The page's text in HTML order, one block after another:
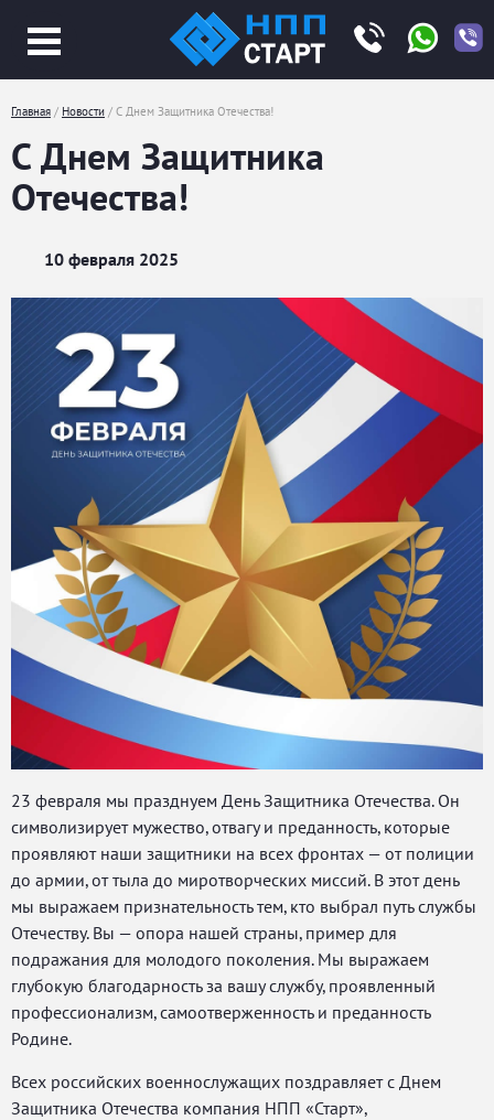
Вы
здесь
Главная / Новости / С Днем Защитника Отечества!
С Днем Защитника
Отечества!
23 февраля мы празднуем День Защитника Отечества. Он
символизирует мужество, отвагу и преданность, которые
проявляют наши защитники на всех фронтах — от полиции
до армии, от тыла до миротворческих миссий. В этот день
мы выражаем признательность тем, кто выбрал путь службы
Отечеству. Вы — опора нашей страны, пример для
подражания для молодого поколения. Мы выражаем
глубокую благодарность за вашу службу, проявленный
профессионализм, самоотверженность и преданность
Родине.
Всех российских военнослужащих поздравляет с Днем
Защитника Отечества компания НПП «Старт»,